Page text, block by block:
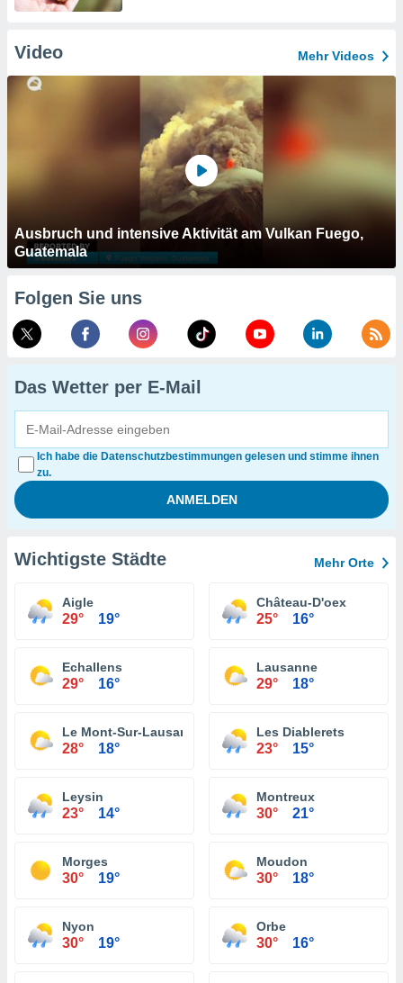
Video Mehr Videos
Ausbruch und intensive Aktivität am Vulkan Fuego,
Guatemala
Folgen Sie uns
Das Wetter per E-Mail
Ich habe die Datenschutzbestimmungen gelesen und stimme ihnen
zu.
Wichtigste Städte Mehr Orte
Aigle
29° 19°
Château-D'oex
25° 16°
Echallens
29° 16°
Lausanne
29° 18°
Le Mont-Sur-Lausanne
28° 18°
Les Diablerets
23° 15°
Leysin
23° 14°
Montreux
30° 21°
Morges
30° 19°
Moudon
30° 18°
Nyon
30° 19°
Orbe
30° 16°